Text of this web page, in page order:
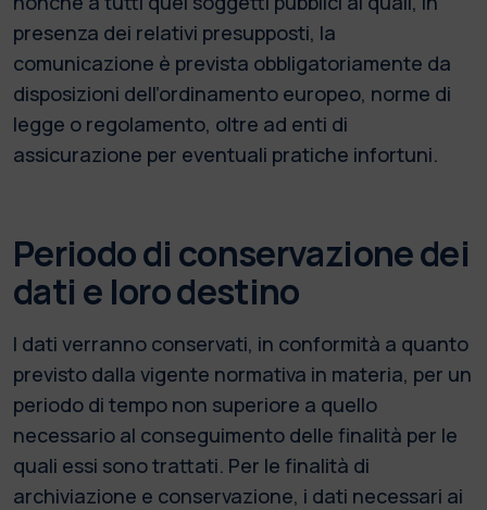
presenza dei relativi presupposti, la
comunicazione è prevista obbligatoriamente da
disposizioni dell’ordinamento europeo, norme di
legge o regolamento, oltre ad enti di
assicurazione per eventuali pratiche infortuni.
Periodo di conservazione dei
dati e loro destino
I dati verranno conservati, in conformità a quanto
previsto dalla vigente normativa in materia, per un
periodo di tempo non superiore a quello
necessario al conseguimento delle finalità per le
quali essi sono trattati. Per le finalità di
archiviazione e conservazione, i dati necessari ai